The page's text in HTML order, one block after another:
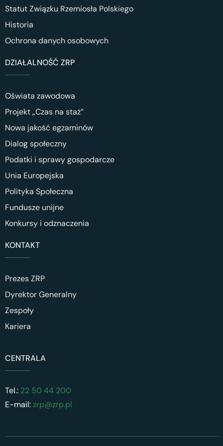
Statut Związku Rzemiosła Polskiego
Historia
Ochrona danych osobowych
DZIAŁALNOŚĆ ZRP
Oświata zawodowa
Projekt „Czas na staż”
Nowa jakość egzaminów
Dialog społeczny
Podatki i sprawy gospodarcze
Unia Europejska
Polityka Społeczna
Fundusze unijne
Konkursy i odznaczenia
KONTAKT
Prezes ZRP
Dyrektor Generalny
Zespoły
Kariera
CENTRALA
Tel.: 22 50 44 200
E-mail:zrp@zrp.pl